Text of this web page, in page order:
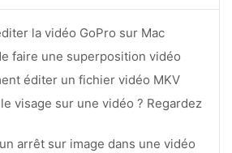
la vidéo GoPro sur Mac
faire une superposition vidéo
éditer un fichier vidéo MKV
visage sur une vidéo ? Regardez
arrêt sur image dans une vidéo